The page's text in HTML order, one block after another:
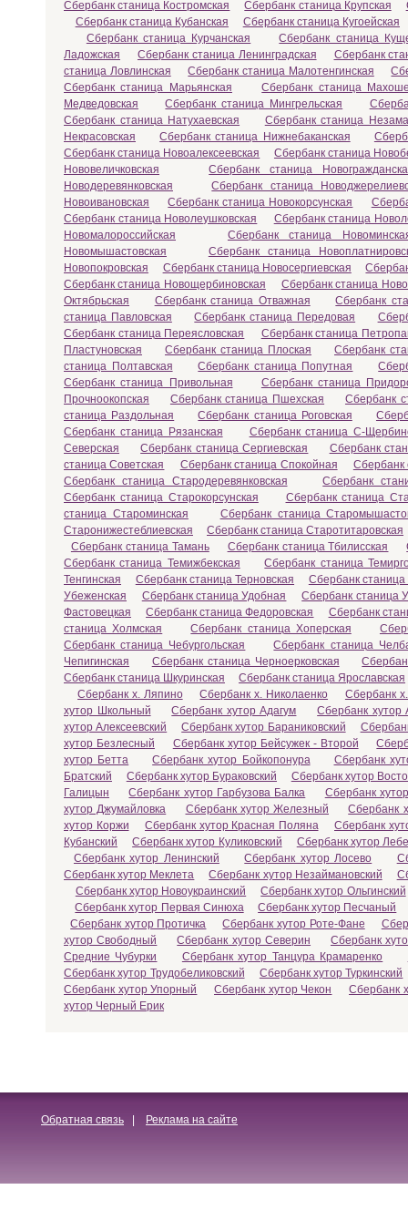
Сбербанк станица Костромская Сбербанк станица Крупская
Сбербанк станица Кубанская
Сбербанк станица Кугоейская
Сбербанк станица Курчанская
Сбербанк станица
Ладожская
Сбербанк станица Ленинградская
Сбербанк
станица Ловлинская
Сбербанк станица Малотенгинская
Сбербанк станица Марьянская
Сбербанк станица
Медведовская
Сбербанк станица Мингрельская
Сбербанк станица Натухаевская
Сбербанк станица
Некрасовская
Сбербанк станица Нижнебаканская
Сбербанк станица Новоалексеевская
Сбербанк станица
Нововеличковская
Сбербанк станица
Новодеревянковская
Сбербанк станица
Новоивановская
Сбербанк станица Новокорсунская
Сбербанк станица Новолеушковская
Сбербанк станица
Новомалороссийская
Сбербанк станица
Новомышастовская
Сбербанк станица
Новопокровская
Сбербанк станица Новосергиевская
Сбербанк станица Новощербиновская
Сбербанк станица
Октябрьская
Сбербанк станица Отважная
Сбербанк
станица Павловская
Сбербанк станица Передовая
Сбербанк станица Переясловская
Сбербанк станица
Пластуновская
Сбербанк станица Плоская
Сбербанк
станица Полтавская
Сбербанк станица Попутная
Сбербанк станица Привольная
Сбербанк станица
Прочноокопская
Сбербанк станица Пшехская
Сбербанк
станица Раздольная
Сбербанк станица Роговская
Сбербанк станица Рязанская
Сбербанк станица С-
Северская
Сбербанк станица Сергиевская
Сбербанк
станица Советская
Сбербанк станица Спокойная
Сбербанк
Сбербанк станица Стародеревянковская
Сбербанк
Сбербанк станица Старокорсунская
Сбербанк станица
станица Староминская
Сбербанк станица
Старонижестеблиевская
Сбербанк станица Старотитаровская
Сбербанк станица Тамань
Сбербанк станица Тбилисская
Сбербанк станица Темижбекская
Сбербанк станица
Тенгинская
Сбербанк станица Терновская
Сбербанк станица
Убеженская
Сбербанк станица Удобная
Сбербанк станица
Фастовецкая
Сбербанк станица Федоровская
Сбербанк
станица Холмская
Сбербанк станица Хоперская
Сбербанк станица Чебургольская
Сбербанк станица
Чепигинская
Сбербанк станица Черноерковская
Сбербанк станица Шкуринская
Сбербанк станица Ярославская
Сбербанк х. Ляпино
Сбербанк х. Николаенко
Сбербанк
хутор Школьный
Сбербанк хутор Адагум
Сбербанк хутор
хутор Алексеевский
Сбербанк хутор Бараниковский
хутор Безлесный
Сбербанк хутор Бейсужек - Второй
хутор Бетта
Сбербанк хутор Бойкопонура
Сбербанк
Братский
Сбербанк хутор Бураковский
Сбербанк хутор
Галицын
Сбербанк хутор Гарбузова Балка
Сбербанк
хутор Джумайловка
Сбербанк хутор Железный
Сбербанк
хутор Коржи
Сбербанк хутор Красная Поляна
Сбербанк
Кубанский
Сбербанк хутор Куликовский
Сбербанк хутор
Сбербанк хутор Ленинский
Сбербанк хутор Лосево
Сбербанк хутор Меклета
Сбербанк хутор Незаймановский
Сбербанк хутор Новоукраинский
Сбербанк хутор Ольгинский
Сбербанк хутор Первая Синюха
Сбербанк хутор Песчаный
Сбербанк хутор Протичка
Сбербанк хутор Роте-Фане
хутор Свободный
Сбербанк хутор Северин
Сбербанк
Средние Чубурки
Сбербанк хутор Танцура Крамаренко
Сбербанк хутор Трудобеликовский
Сбербанк хутор Туркинский
Сбербанк хутор Упорный
Сбербанк хутор Чекон
Сбербанк
хутор Черный Ерик
Обратная связь Реклама на сайте